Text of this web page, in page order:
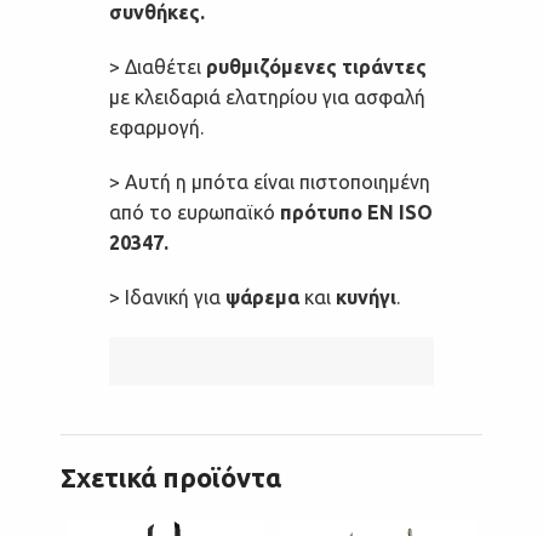
συνθήκες.
> Διαθέτει ρυθμιζόμενες τιράντες
με κλειδαριά ελατηρίου για ασφαλή
εφαρμογή.
> Αυτή η μπότα είναι πιστοποιημένη
από το ευρωπαϊκό πρότυπο EN ISO
20347.
> Ιδανική για ψάρεμακαι κυνήγι.
Σχετικά προϊόντα